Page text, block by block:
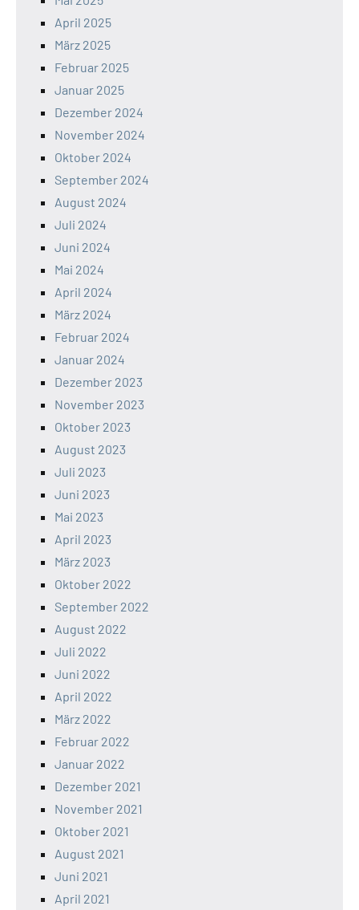
April 2025
März 2025
Februar 2025
Januar 2025
Dezember 2024
November 2024
Oktober 2024
September 2024
August 2024
Juli 2024
Juni 2024
Mai 2024
April 2024
März 2024
Februar 2024
Januar 2024
Dezember 2023
November 2023
Oktober 2023
August 2023
Juli 2023
Juni 2023
Mai 2023
April 2023
März 2023
Oktober 2022
September 2022
August 2022
Juli 2022
Juni 2022
April 2022
März 2022
Februar 2022
Januar 2022
Dezember 2021
November 2021
Oktober 2021
August 2021
Juni 2021
April 2021